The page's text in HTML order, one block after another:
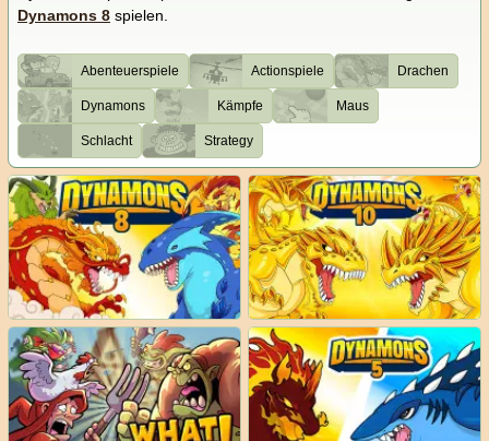
Dynamons 8 spielen.
Abenteuerspiele Actionspiele Drachen
Dynamons Kämpfe Maus
Schlacht Strategy